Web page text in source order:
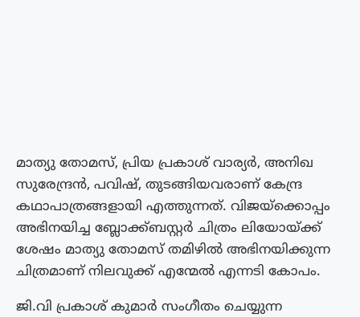
മാത്യു തോമസ്, പ്രിയ പ്രകാശ് വാര്യർ, അനിഖ
സുരേന്ദ്രൻ, പവിഷ്, തുടങ്ങിയവരാണ് കേന്ദ്ര
കഥാപാത്രങ്ങളായി എത്തുന്നത്. വിജയ്ക്കൊപ്പം
അഭിനയിച്ച ബ്ലോക്ക്ബസ്റ്റർ ചിത്രം ലിയോയ്ക്ക്
ശേഷം മാത്യു തോമസ് തമിഴിൽ അഭിനയിക്കുന്ന
ചിത്രമാണ് നിലവുക്ക് എന്മേൽ എന്നടി കോപം.
ജി.വി പ്രകാശ് കുമാർ സംഗീതം ചെയ്യുന്ന